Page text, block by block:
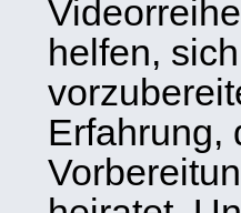
helfen,
Erfahrung,